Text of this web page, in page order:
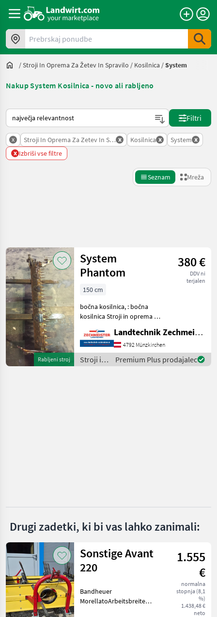
Prebrskaj ponudbe
/Stroji In Oprema Za Žetev In Spravilo / Kosilnica /System
Nakup System Kosilnica - novo ali rabljeno
Tako je razvrščeno na Landwirt.com
Filtri
x Stroji In Oprema Za Zetev In Spravilo
x Kosilnica x System x
x Izbriši vse filtre
Seznam Mreža
Kategorija 4 Država
TRENUTNA
POT
Kmetijska
tehnika
Stroji In
Oprema
Za Zetev
Spravilo
Kuhn
Claas
Vicon
Prikaži
vse
(49)
MARKETPLACE
Ponastavi
Prikaži 1
rezultatov
Rabljeni stroj
System
Phantom
380 €
DDV ni
terjalen
150 cm
bočna kosilnica, : bočna
kosilnica Stroji in oprema za
Landtechnik Zechmeister GmbH & Co KG
4792 Münzkirchen
Stroji in
oprema
Premium Plus prodajalec
Drugi zadetki, ki bi vas lahko zanimali:
Sonstige Avant
220
1.555
€
normalna
stopnja (8,1
%)
1.438,48 €
neto
Bandheuer
MorellatoArbeitsbreite